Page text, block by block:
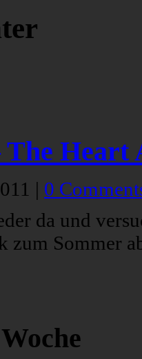
Heart
| 0
da und
zum Sommer